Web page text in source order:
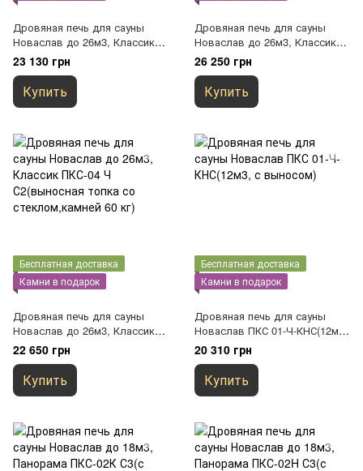
Дровяная печь для сауны
Новаслав до 26м3, Классик
ПКС-04 K(выносная
топка,камней 60 кг)
23 130 грн
Купить
Дровяная печь для сауны
Новаслав до 26м3, Классик
ПКС-04Н (выносная
топка,камней 60 кг)
26 250 грн
Купить
Бесплатная доставка
Камни в подарок
Дровяная печь для сауны
Новаслав до 26м3, Классик
ПКС-04 Ч С2(выносная топка
со стеклом,камней 60 кг)
22 650 грн
Купить
Бесплатная доставка
Камни в подарок
Дровяная печь для сауны
Новаслав ПКС 01-Ч-КНС(12м3,
с выносом)
20 310 грн
Купить